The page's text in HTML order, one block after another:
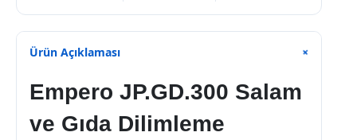
Ürün Açıklaması +
Empero JP.GD.300 Salam
ve Gıda Dilimleme